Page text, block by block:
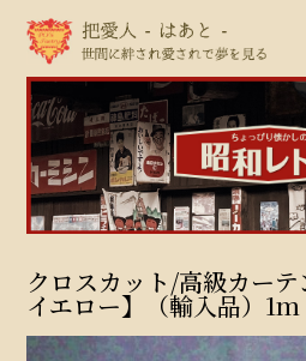
クロスカット/高級カー
イエロー】（輸入品）1m